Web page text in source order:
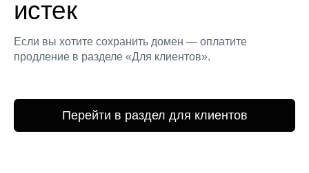
истек
Если вы хотите сохранить домен — оплатите
продление в разделе «Для клиентов».
Перейти в раздел для клиентов